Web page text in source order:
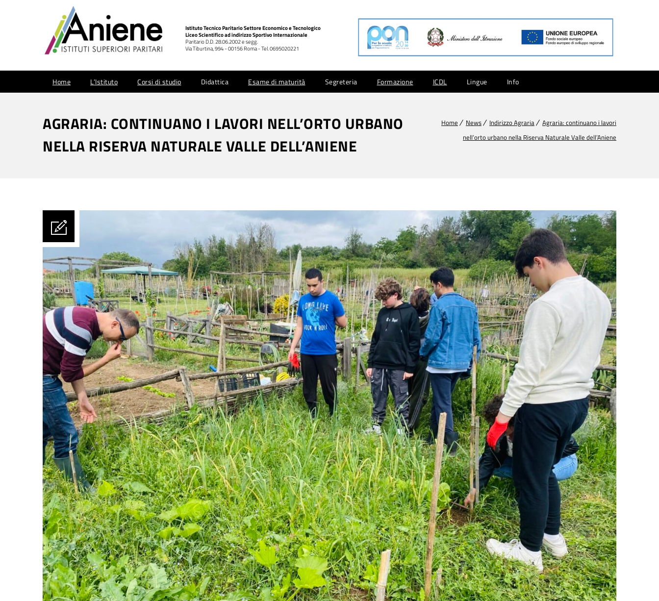
Istituto Tecnico Paritario Settore Economico e Tecnologico
Liceo Scientifico ad indirizzo Sportivo Internazionale
Paritario D.D. 28.06.2002 e segg.
Via Tiburtina, 994 - 00156 Roma - Tel. 0695020221
Home L’Istituto Corsi di studio Didattica Esame di maturità Segreteria Formazione ICDL Lingue Info
AGRARIA: CONTINUANO I LAVORI NELL’ORTO URBANO
NELLA RISERVA NATURALE VALLE DELL’ANIENE
Home News Indirizzo Agraria
Agraria: continuano i lavori
nell’orto urbano nella Riserva Naturale Valle dell’Aniene